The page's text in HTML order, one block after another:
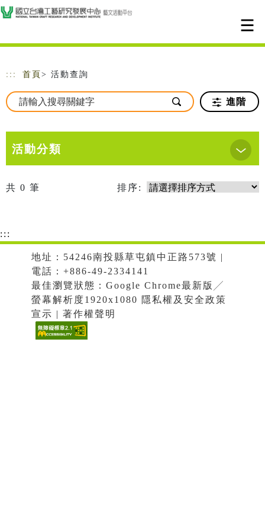
跳到主要內容
網站導覽
::: 首頁 > 活動查詢
進階
活動分類
共 0 筆 排序:
:::
地址：54246南投縣草屯鎮中正路573號 |
電話：+886-49-2334141
最佳瀏覽狀態：Google Chrome最新版╱
螢幕解析度1920x1080 隱私權及安全政策
宣示 | 著作權聲明